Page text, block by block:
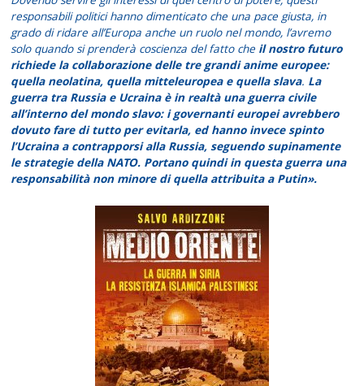
responsabili politici hanno dimenticato che una pace giusta, in
grado di ridare all’Europa anche un ruolo nel mondo, l’avremo
solo quando si prenderà coscienza del fatto che il nostro futuro
richiede la collaborazione delle tre grandi anime europee:
quella neolatina, quella mitteleuropea e quella slava. La
guerra tra Russia e Ucraina è in realtà una guerra civile
all’interno del mondo slavo: i governanti europei avrebbero
dovuto fare di tutto per evitarla, ed hanno invece spinto
l’Ucraina a contrapporsi alla Russia, seguendo supinamente
le strategie della NATO. Portano quindi in questa guerra una
responsabilità non minore di quella attribuita a Putin».